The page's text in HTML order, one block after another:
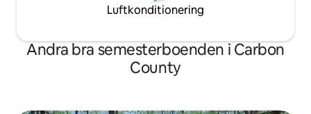
Luftkonditionering
Andra bra semesterboenden i Carbon
County